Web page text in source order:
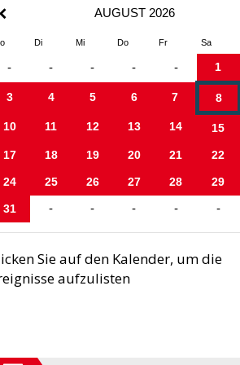
AUGUST 2026
Di Mi Do Fr Sa
- - - - - 1
3 4 5 6 7 8
10 11 12 13 14 15
17 18 19 20 21 22
24 25 26 27 28 29
31 - - - - -
Sie auf den Kalender, um die
aufzulisten